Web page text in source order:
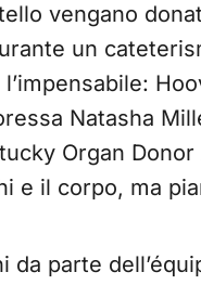
vengano
un
Natasha
Organ
e il corpo, ma
da parte